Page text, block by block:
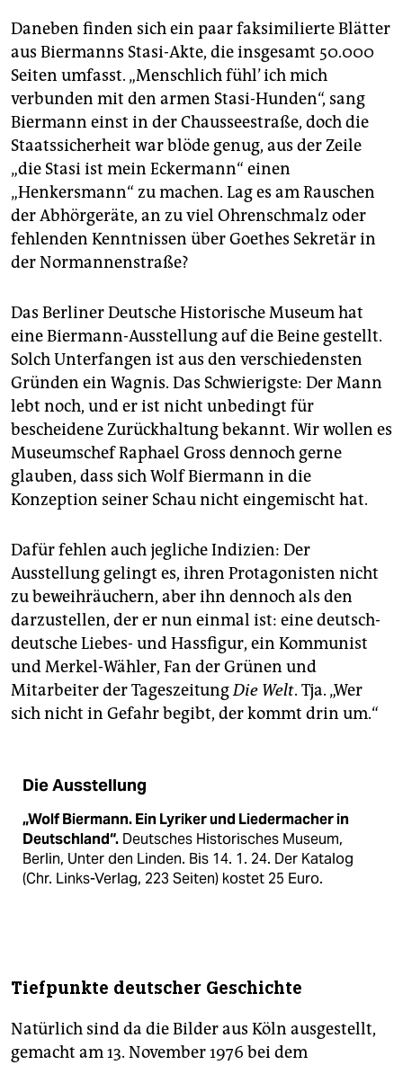
Daneben finden sich ein paar faksimilierte Blätter
aus Biermanns Stasi-Akte, die insgesamt 50.000
Seiten umfasst. „Menschlich fühl’ ich mich
verbunden mit den armen Stasi-Hunden“, sang
Biermann einst in der Chausseestraße, doch die
Staatssicherheit war blöde genug, aus der Zeile
„die Stasi ist mein Eckermann“ einen
„Henkersmann“ zu machen. Lag es am Rauschen
der Abhörgeräte, an zu viel Ohrenschmalz oder
fehlenden Kenntnissen über Goethes Sekretär in
der Normannenstraße?
Das Berliner Deutsche Historische Museum hat
eine Biermann-Ausstellung auf die Beine gestellt.
Solch Unterfangen ist aus den verschiedensten
Gründen ein Wagnis. Das Schwierigste: Der Mann
lebt noch, und er ist nicht unbedingt für
bescheidene Zurückhaltung bekannt. Wir wollen es
Museumschef Raphael Gross dennoch gerne
glauben, dass sich Wolf Biermann in die
Konzeption seiner Schau nicht eingemischt hat.
Dafür fehlen auch jegliche Indizien: Der
Ausstellung gelingt es, ihren Protagonisten nicht
zu beweihräuchern, aber ihn dennoch als den
darzustellen, der er nun einmal ist: eine deutsch-
deutsche Liebes- und Hassfigur, ein Kommunist
und Merkel-Wähler, Fan der Grünen und
Mitarbeiter der TageszeitungDie Welt. Tja. „Wer
sich nicht in Gefahr begibt, der kommt drin um.“
Die Ausstellung
„Wolf Biermann. Ein Lyriker und Liedermacher in
Deutschland“. Deutsches Historisches Museum,
Berlin, Unter den Linden. Bis 14. 1. 24. Der Katalog
(Chr. Links-Verlag, 223 Seiten) kostet 25 Euro.
Tiefpunkte deutscher Geschichte
Natürlich sind da die Bilder aus Köln ausgestellt,
gemacht am 13. November 1976 bei dem